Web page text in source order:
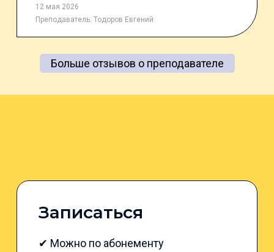
12 мая 2026
Преподаватель: Тодоров Евгений
Больше отзывов о преподавателе
Записаться
✔ Можно по абонементу